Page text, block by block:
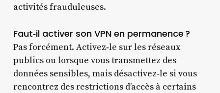
activités frauduleuses.
Faut‑il activer son VPN en permanence ?
Pas forcément. Activez‑le sur les réseaux
publics ou lorsque vous transmettez des
données sensibles, mais désactivez‑le si vous
rencontrez des restrictions d’accès à certains